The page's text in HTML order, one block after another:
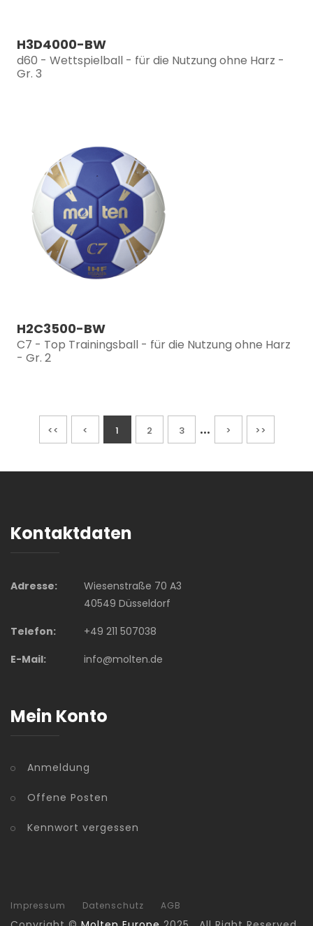
H3D4000-BW
d60 - Wettspielball - für die Nutzung ohne Harz -
Gr. 3
H2C3500-BW
C7 - Top Trainingsball - für die Nutzung ohne Harz
- Gr. 2
<< < 1 2 3 ... > >>
Kontaktdaten
Adresse:
Wiesenstraße 70 A3
40549 Düsseldorf
Telefon:
+49 211 507038
E-Mail:
info@molten.de
Mein Konto
Anmeldung
Offene Posten
Kennwort vergessen
Impressum Datenschutz AGB